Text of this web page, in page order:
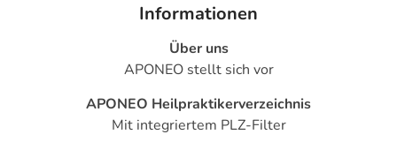
Informationen
Über uns
APONEO stellt sich vor
APONEO Heilpraktikerverzeichnis
Mit integriertem PLZ-Filter